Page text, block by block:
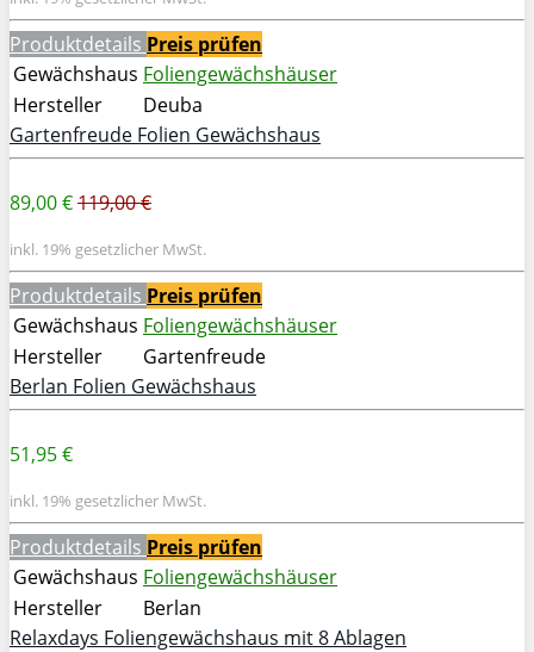
Produktdetails Preis prüfen
Gewächshaus Foliengewächshäuser
Hersteller
Deuba
Gartenfreude Folien Gewächshaus
89,00 €119,00 €
inkl. 19% gesetzlicher MwSt.
Produktdetails Preis prüfen
Gewächshaus Foliengewächshäuser
Hersteller
Gartenfreude
Berlan Folien Gewächshaus
51,95 €
inkl. 19% gesetzlicher MwSt.
Produktdetails Preis prüfen
Gewächshaus Foliengewächshäuser
Hersteller
Berlan
Relaxdays Foliengewächshaus mit 8 Ablagen